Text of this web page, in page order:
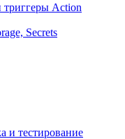
Action
Secrets
и тестирование